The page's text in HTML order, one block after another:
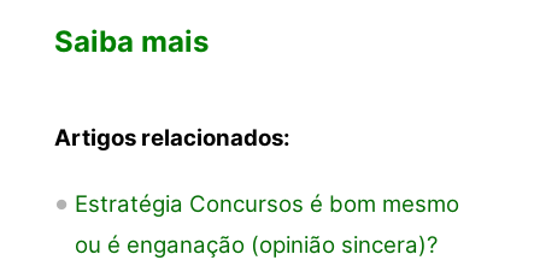
Saiba mais
Artigos relacionados:
Estratégia Concursos é bom mesmo
ou é enganação (opinião sincera)?